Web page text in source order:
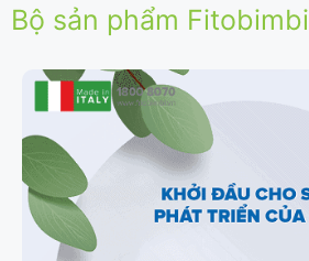
Bộ sản phẩm Fitobimbi